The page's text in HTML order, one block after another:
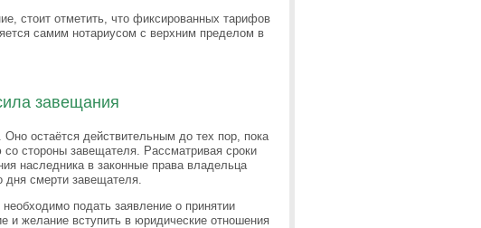
стоит отметить, что фиксированных тарифов
самим нотариусом с верхним пределом в
завещания
Оно остаётся действительным до тех пор, пока
стороны завещателя. Рассматривая сроки
наследника в законные права владельца
дня смерти завещателя.
подать заявление о принятии
и желание вступить в юридические отношения